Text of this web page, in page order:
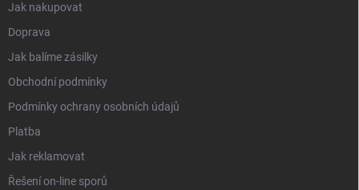
Jak nakupovat
Doprava
Jak balíme zásilky
Obchodní podmínky
Podmínky ochrany osobních údajů
Platba
Jak reklamovat
Řešení on-line sporů